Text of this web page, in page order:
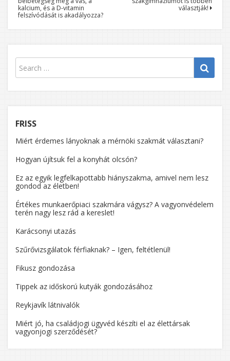
navigáció
kalcium, és a D-vitamin
felszívódását is akadályozza?
választják!
FRISS
Miért érdemes lányoknak a mérnöki szakmát választani?
Hogyan újítsuk fel a konyhát olcsón?
Ez az egyik legfelkapottabb hiányszakma, amivel nem lesz
gondod az életben!
Értékes munkaerőpiaci szakmára vágysz? A vagyonvédelem
terén nagy lesz rád a kereslet!
Karácsonyi utazás
Szűrővizsgálatok férfiaknak? – Igen, feltétlenül!
Fikusz gondozása
Tippek az időskorú kutyák gondozásához
Reykjavík látnivalók
Miért jó, ha családjogi ügyvéd készíti el az élettársak
vagyonjogi szerződését?